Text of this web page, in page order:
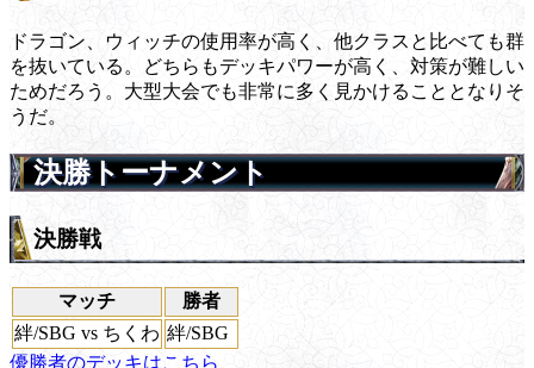
ドラゴン、ウィッチの使用率が高く、他クラスと比べても群
を抜いている。どちらもデッキパワーが高く、対策が難しい
ためだろう。大型大会でも非常に多く見かけることとなりそ
うだ。
決勝トーナメント
決勝戦
マッチ
勝者
絆/SBG vs ちくわ 絆/SBG
優勝者のデッキはこちら